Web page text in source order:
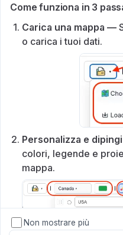
Come funziona in 3
Carica una mappa —
o carica i tuoi dati.
Personalizza e
colori, legende e
mappa.
Non mostrare più